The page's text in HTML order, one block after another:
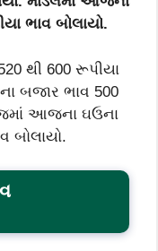
ભાવ બોલાયો.
થી 600 રૂપીયા
બજાર ભાવ 500
આજના ઘઉના
બોલાયો.